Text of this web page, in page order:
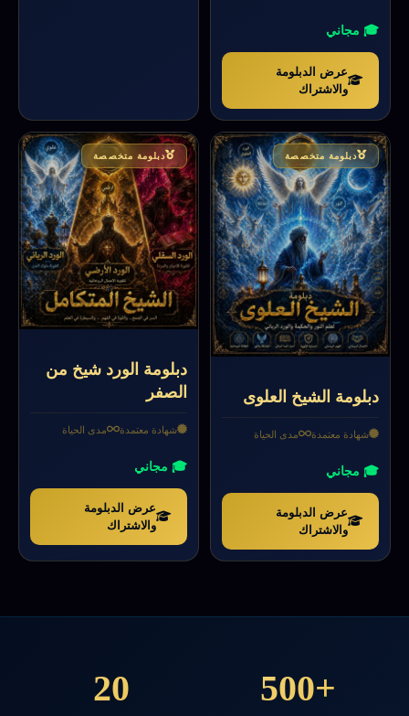
🎓 مجاني
عرض الدبلومة
والاشتراك
دبلومة متخصصة
دبلومة الشيخ العلوى
شهادة معتمدة مدى الحياة
🎓 مجاني
عرض الدبلومة
والاشتراك
دبلومة متخصصة
دبلومة الورد شيخ من
الصفر
شهادة معتمدة مدى الحياة
🎓 مجاني
عرض الدبلومة
والاشتراك
+500
20